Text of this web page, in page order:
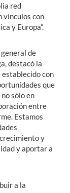
red
vínculos con
y Europa”.
de
destacó la
establecido con
que
sólo en
entre
Estamos
y
y aportar a
a la